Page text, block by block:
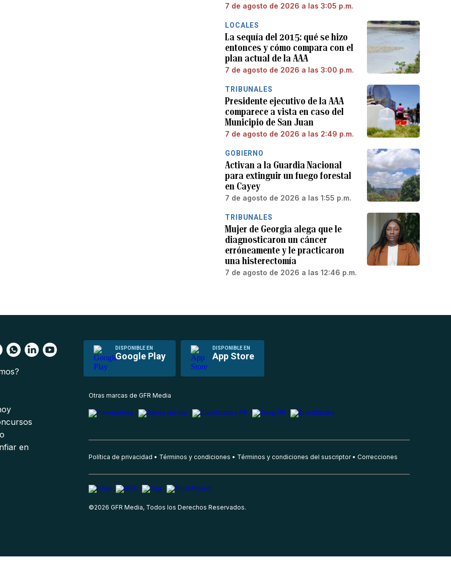
7 de agosto de 2026 a las 3:05 p.m.
LOCALES
La sequía del 2015: qué se hizo
entonces y cómo compara con el
plan actual de la AAA
7 de agosto de 2026 a las 3:00 p.m.
TRIBUNALES
Presidente ejecutivo de la AAA
comparece a vista en caso del
Municipio de San Juan
7 de agosto de 2026 a las 2:49 p.m.
GOBIERNO
Activan a la Guardia Nacional
para extinguir un fuego forestal
en Cayey
7 de agosto de 2026 a las 1:55 p.m.
TRIBUNALES
Mujer de Georgia alega que le
diagnosticaron un cáncer
erróneamente y le practicaron
una histerectomía
7 de agosto de 2026 a las 12:46 p.m.
DISPONIBLE EN
Google Play
DISPONIBLE EN
App Store
en
Otras marcas de GFR Media
Política de privacidad Términos y condiciones Términos y condiciones del suscriptor Correcciones
©2026 GFR Media, Todos los Derechos Reservados.